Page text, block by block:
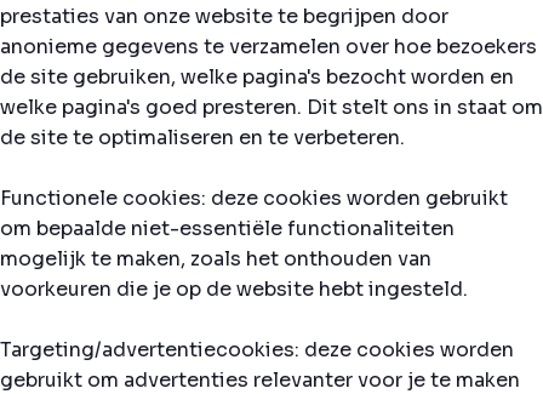
prestaties van onze website te begrijpen door
anonieme gegevens te verzamelen over hoe bezoekers
de site gebruiken, welke pagina's bezocht worden en
welke pagina's goed presteren. Dit stelt ons in staat om
de site te optimaliseren en te verbeteren.
Functionele cookies: deze cookies worden gebruikt
om bepaalde niet-essentiële functionaliteiten
mogelijk te maken, zoals het onthouden van
voorkeuren die je op de website hebt ingesteld.
Targeting/advertentiecookies: deze cookies worden
gebruikt om advertenties relevanter voor je te maken